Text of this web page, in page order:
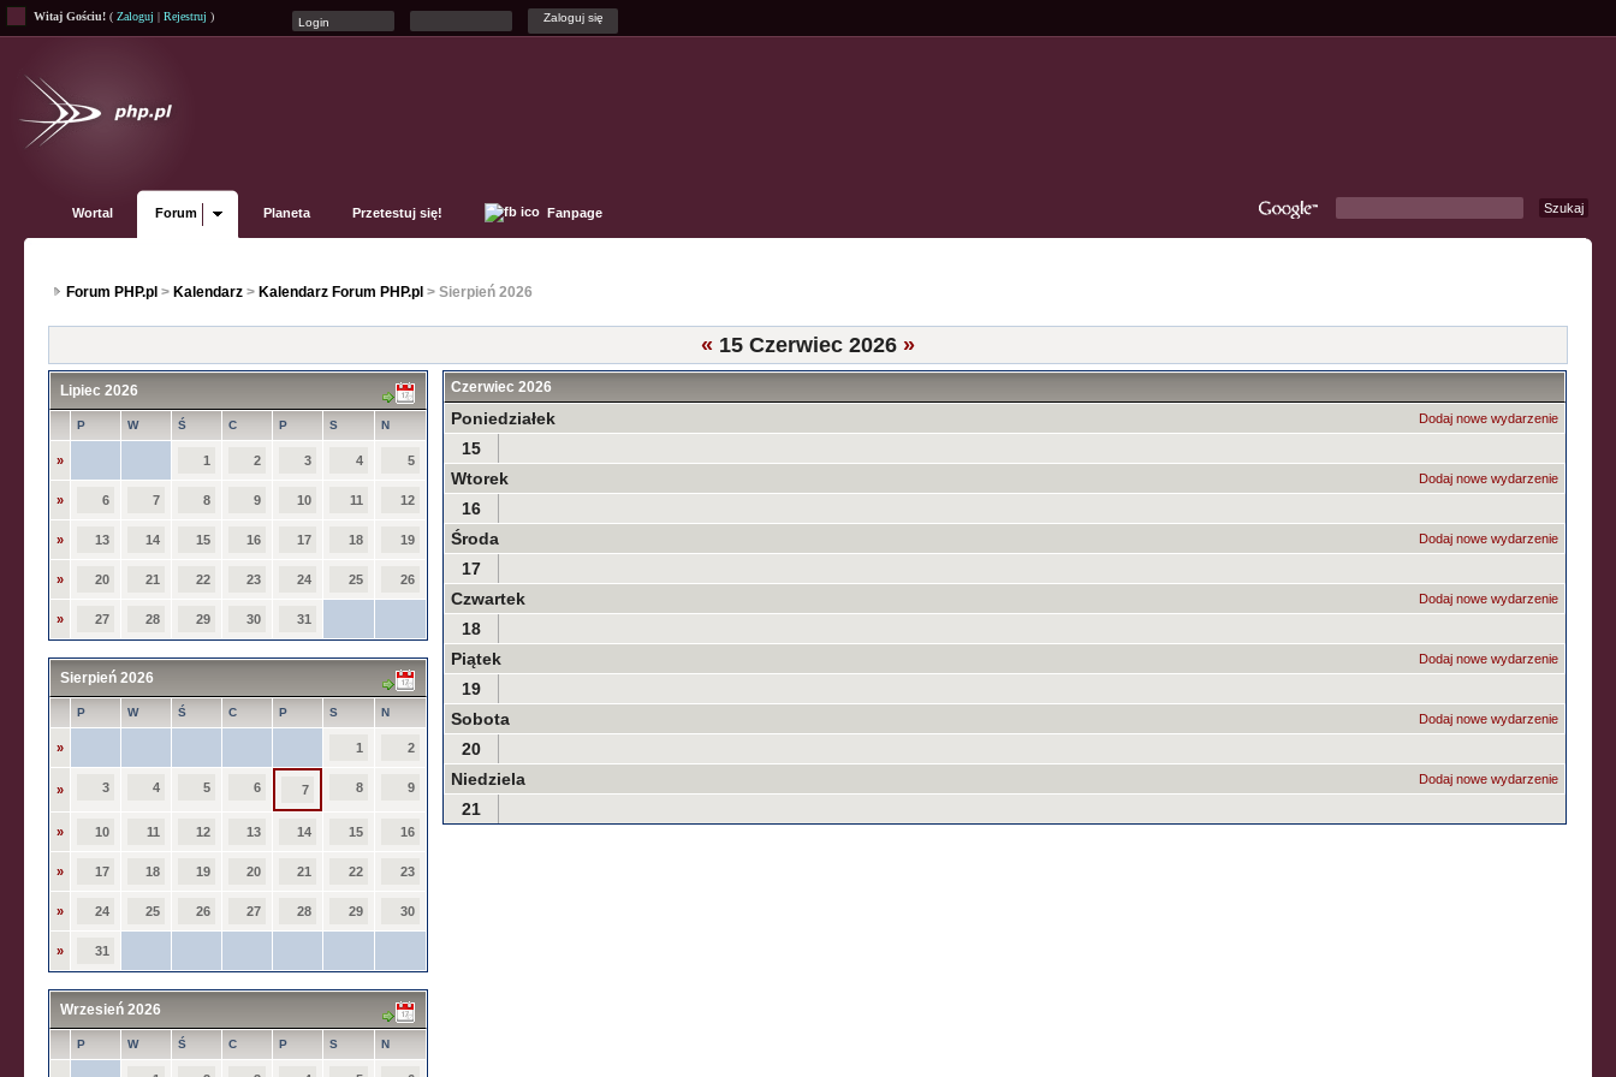
Witaj Gościu! ( Zaloguj | Rejestruj )
Wortal Forum Planeta Przetestuj się! Fanpage
Forum PHP.pl > Kalendarz > Kalendarz Forum PHP.pl > Sierpień 2026
« 15 Czerwiec 2026 »
Lipiec 2026
P W Ś C P S N
» 1 2 3 4 5
» 6 7 8 9 10 11 12
» 13 14 15 16 17 18 19
» 20 21 22 23 24 25 26
» 27 28 29 30 31
Sierpień 2026
P W Ś C P S N
» 1 2
» 3 4 5 6 7 8 9
» 10 11 12 13 14 15 16
» 17 18 19 20 21 22 23
» 24 25 26 27 28 29 30
» 31
Wrzesień 2026
P W Ś C P S N
Czerwiec 2026
Dodaj nowe wydarzenie
Poniedziałek
15
Dodaj nowe wydarzenie
Wtorek
16
Dodaj nowe wydarzenie
Środa
17
Dodaj nowe wydarzenie
Czwartek
18
Dodaj nowe wydarzenie
Piątek
19
Dodaj nowe wydarzenie
Sobota
20
Dodaj nowe wydarzenie
Niedziela
21